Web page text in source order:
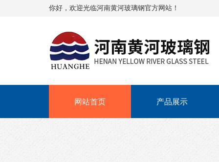
你好，欢迎光临河南黄河玻璃钢官方网站！
网站首页 产品展示